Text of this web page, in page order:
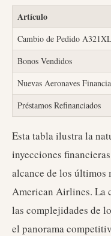
Artículo
Cambio de Pedido
Bonos Vendidos
Nuevas Aeronaves
Préstamos Refinanciados
Esta tabla ilustra la
inyecciones
alcance de los últimos
American Airlines. La
las complejidades de
el panorama